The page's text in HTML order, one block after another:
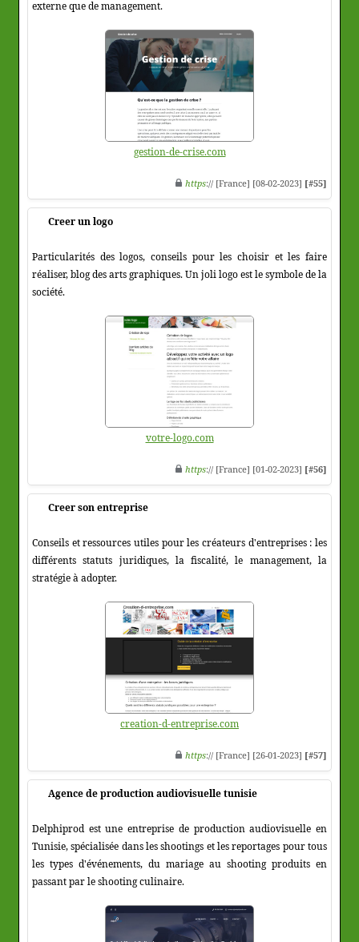
externe que de management.
gestion-de-crise.com
https:// [France] [08-02-2023] [#55]
Creer un logo
Particularités des logos, conseils pour les choisir et les faire
réaliser, blog des arts graphiques. Un joli logo est le symbole de la
société.
votre-logo.com
https:// [France] [01-02-2023] [#56]
Creer son entreprise
Conseils et ressources utiles pour les créateurs d'entreprises : les
différents statuts juridiques, la fiscalité, le management, la
stratégie à adopter.
creation-d-entreprise.com
https:// [France] [26-01-2023] [#57]
Agence de production audiovisuelle tunisie
Delphiprod est une entreprise de production audiovisuelle en
Tunisie, spécialisée dans les shootings et les reportages pour tous
les types d'événements, du mariage au shooting produits en
passant par le shooting culinaire.